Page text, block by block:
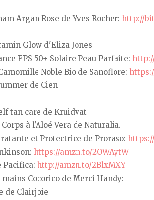
Argan Rose de Yves Rocher: http://
Glow d'Eliza Jones
FPS 50+ Solaire Peau Parfaite:
Noble Bio de Sanoflore:
de Cien
tan care de Kruidvat
à l'Aloé Vera de Naturalia.
et Protectrice de Proraso:
https://amzn.to/2OWAytW
Pacifica: http://amzn.to/2BlxMXY
Cocorico de Merci Handy:
de Clairjoie